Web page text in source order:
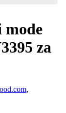
mode
za
,